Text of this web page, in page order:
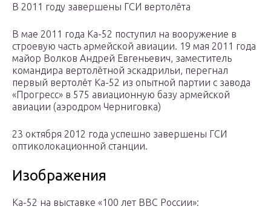
В 2011 году завершены ГСИ вертолёта
В мае 2011 года Ка-52 поступил на вооружение в
строевую часть армейской авиации. 19 мая 2011 года
майор Волков Андрей Евгеньевич, заместитель
командира вертолётной эскадрильи, перегнал
первый вертолёт Ка-52 из опытной партии с завода
«Прогресс» в 575 авиационную базу армейской
авиации (аэродром Черниговка)
23 октября 2012 года успешно завершены ГСИ
оптиколокационной станции.
Изображения
Ка-52 на выставке «100 лет ВВС России»: